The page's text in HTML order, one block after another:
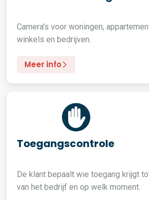
Camera’s voor woningen,
winkels en bedrijven.
Meer info
Toegangscontrole
De klant bepaalt wie toegang krijgt
van het bedrijf en op welk moment.